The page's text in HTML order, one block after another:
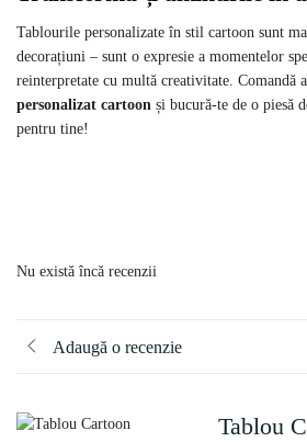
Tablourile personalizate în stil cartoon sunt
decorațiuni – sunt o expresie a momentelor
reinterpretate cu multă creativitate. Comandă
personalizat cartoon și bucură-te de o piesă
pentru tine!
Nu există încă recenzii
Adaugă o recenzie
Tablou